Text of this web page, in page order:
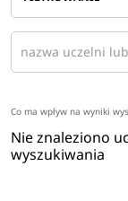
Co ma wpływ na wyniki
Nie znaleziono
wyszukiwania